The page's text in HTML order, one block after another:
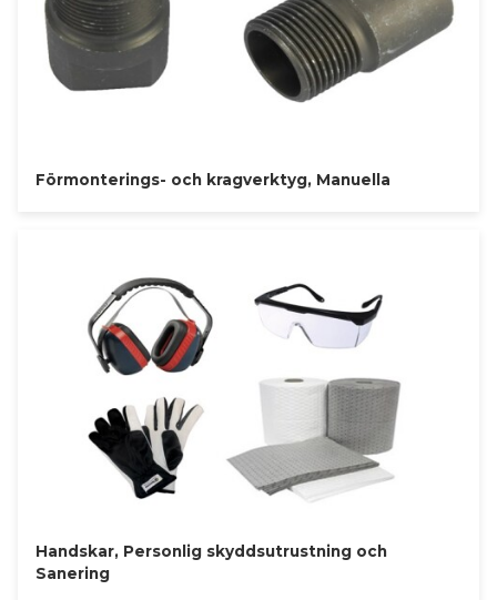
Förmonterings- och kragverktyg, Manuella
Handskar, Personlig skyddsutrustning och
Sanering